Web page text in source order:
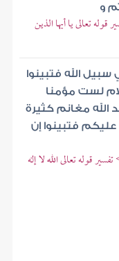
و
تعالى يا أيها الذين
سبيل الله فتبينوا
لست مؤمنا
الله مغانم كثيرة
فتبينوا إن
قوله تعالى الله لا إله